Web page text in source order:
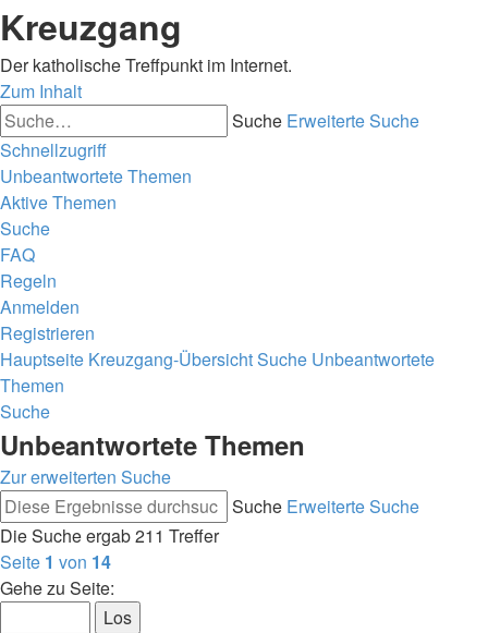
Kreuzgang
Der katholische Treffpunkt im Internet.
Zum Inhalt
Suche Erweiterte Suche
Schnellzugriff
Unbeantwortete Themen
Aktive Themen
Suche
FAQ
Regeln
Anmelden
Registrieren
Hauptseite Kreuzgang-ÜbersichtSuche Unbeantwortete
Themen
Suche
Unbeantwortete Themen
Zur erweiterten Suche
Suche Erweiterte Suche
Die Suche ergab 211 Treffer
Seite 1 von 14
Gehe zu Seite: